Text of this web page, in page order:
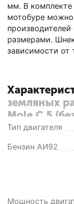
мм. В
мотобуре можно
размерами.
зависимости от
земляных
Mole C 5
Тип двигателя
Бензин АИ92
Мощность